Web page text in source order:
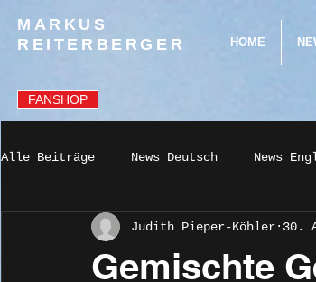
MARKUS
REITERBERGER
HOME
FANSHOP
Alle Beiträge News Deutsch News
Gemischte
Judith Pieper-Köhler 30.